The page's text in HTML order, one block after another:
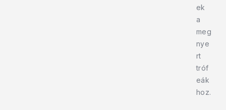
ek
a
meg
nye
rt
tróf
eák
hoz.